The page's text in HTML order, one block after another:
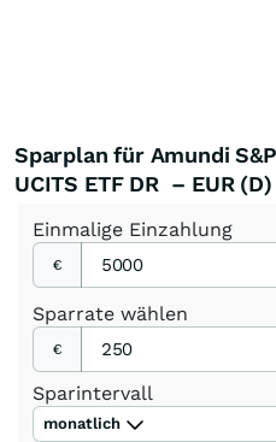
Sparplan für Amundi
UCITS ETF DR – EUR
Einmalige Einzahlung
€
Sparrate wählen
€
Sparintervall
monatlich